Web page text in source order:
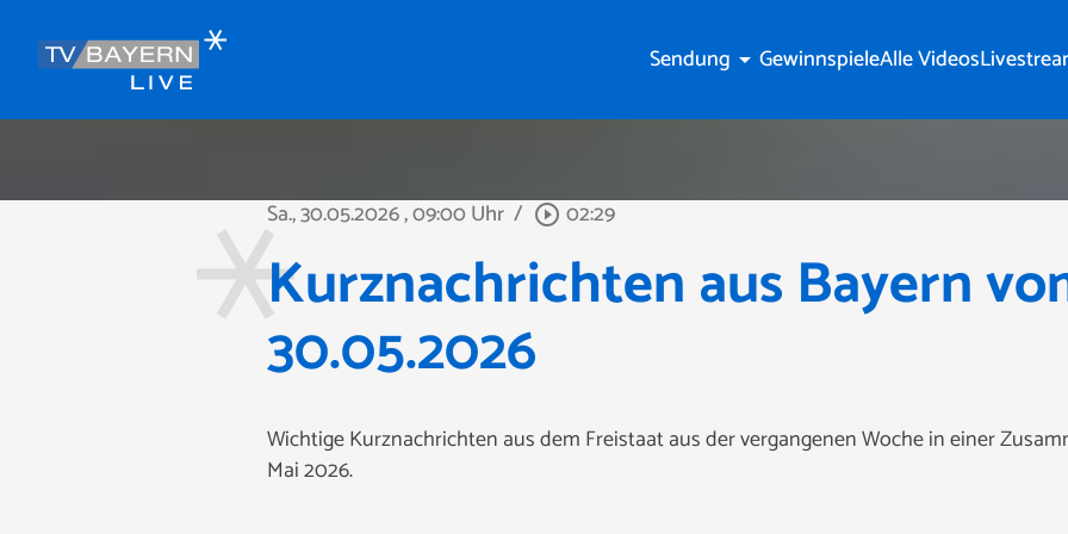
Sendung arrow_drop_down GewinnspieleAlle Videos
Sa., 30.05.2026, 09:00 Uhr / play_circle_outline 02:29
Kurznachrichten aus Bayern
30.05.2026
Wichtige Kurznachrichten aus dem Freistaat aus der vergangenen Woche in einer
Mai 2026.